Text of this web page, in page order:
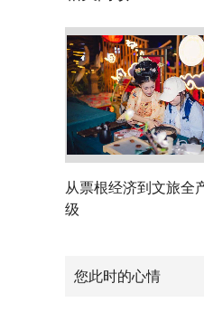
从票根经济到文旅全
级
您此时的心情